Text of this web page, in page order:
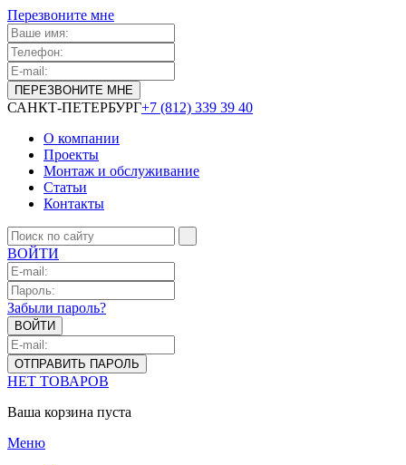
Перезвоните мне
САНКТ-ПЕТЕРБУРГ+7 (812) 339 39 40
О компании
Проекты
Монтаж и обслуживание
Статьи
Контакты
ВОЙТИ
Забыли пароль?
НЕТ ТОВАРОВ
Ваша корзина пуста
Меню